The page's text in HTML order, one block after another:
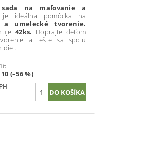
sada na maľovanie a
je ideálna pomôcka na
a umelecké tvorenie.
42ks. Doprajte deťom
a tešte sa spolu
diel.
(–56 %)